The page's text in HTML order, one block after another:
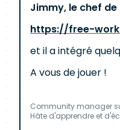
Jimmy, le chef
https://free-
et il a intégré
A vous de jouer !
Community manager
Hâte d'apprendre et